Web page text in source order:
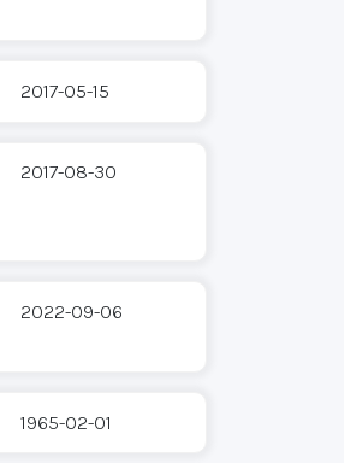
2017-05-15
2017-08-30
2022-09-06
1965-02-01